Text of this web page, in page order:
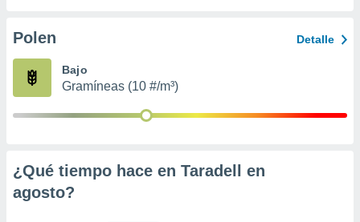
e
mediante
publicidad
publicidad
de
Polen Detalle
Bajo
Gramíneas (10 #/m³)
¿Qué tiempo hace en Taradell en
agosto?